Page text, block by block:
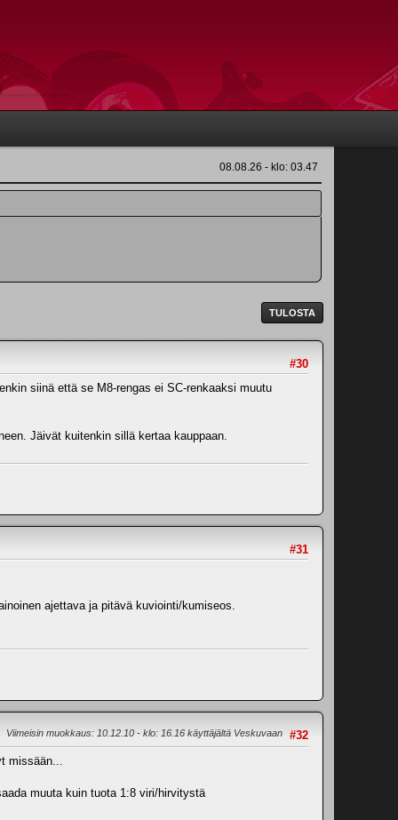
08.08.26 - klo: 03.47
TULOSTA
#30
siinä että se M8-rengas ei SC-renkaaksi muutu
Jäivät kuitenkin sillä kertaa kauppaan.
#31
ajettava ja pitävä kuviointi/kumiseos.
#32
Viimeisin muokkaus: 10.12.10 - klo: 16.16 käyttäjältä Veskuvaan
missään...
muuta kuin tuota 1:8 viri/hirvitystä